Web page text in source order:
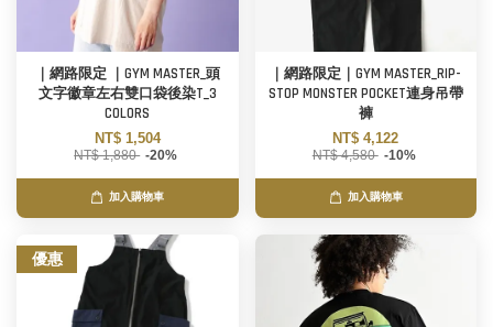
｜網路限定 ｜GYM MASTER_頭
文字徽章左右雙口袋後染T_3
COLORS
NT$ 1,504
NT$ 1,880 -20%
加入購物車
｜網路限定｜GYM MASTER_RIP-
STOP MONSTER POCKET連身吊帶
褲
NT$ 4,122
NT$ 4,580 -10%
加入購物車
優惠